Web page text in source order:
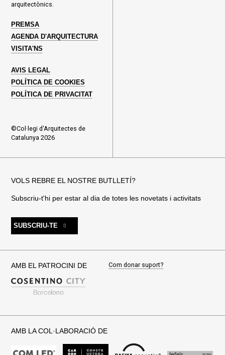
arquitectònics.
PREMSA
AGENDA D'ARQUITECTURA
VISITA'NS
AVIS LEGAL
POLÍTICA DE COOKIES
POLÍTICA DE PRIVACITAT
©Col·legi d'Arquitectes de
Catalunya 2026
VOLS REBRE EL NOSTRE BUTLLETÍ?
Subscriu-t'hi per estar al dia de totes les novetats i activitats
SUBSCRIU-TE
AMB EL PATROCINI DE Com donar suport?
AMB LA COL·LABORACIÓ DE